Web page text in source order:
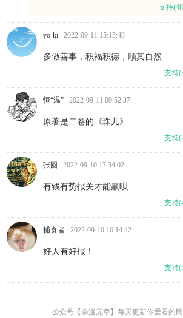
支持(48
yo-ki 2022-09-11 15:15:48
多做善事，积福积德，顺其自然
支持(
恒“温” 2022-09-11 09:52:37
原著是二卷的《珠儿》
支持(
张圆 2022-09-10 17:34:02
有钱有势报关才能赢呗
支持(
捕食者 2022-09-10 16:14:42
好人有好报！
支持(
公众号【杂漫无章】每天更新你爱看的